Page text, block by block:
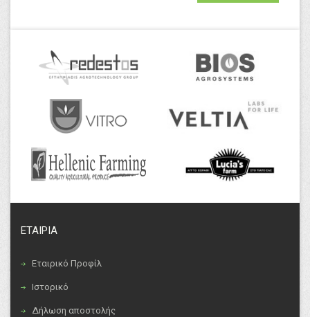
ΕΤΑΙΡΙΑ
Εταιρικό Προφίλ
Ιστορικό
Δήλωση αποστολής